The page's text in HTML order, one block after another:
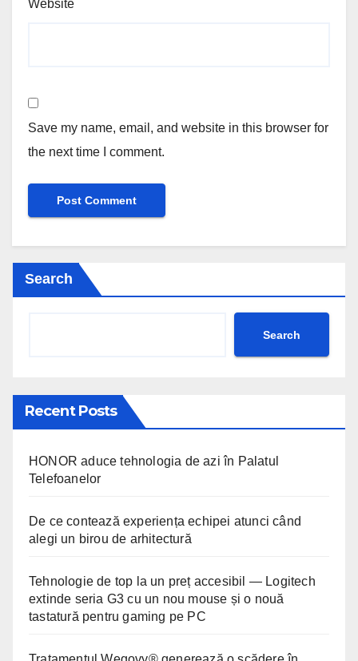
Website
Save my name, email, and website in this browser for
the next time I comment.
Search
Search
Recent Posts
HONOR aduce tehnologia de azi în Palatul
Telefoanelor
De ce contează experiența echipei atunci când
alegi un birou de arhitectură
Tehnologie de top la un preț accesibil — Logitech
extinde seria G3 cu un nou mouse și o nouă
tastatură pentru gaming pe PC